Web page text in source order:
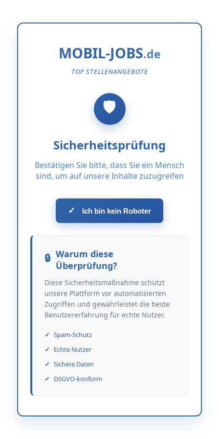
MOBIL-JOBS
TOP STELLENANGEBOTE
Sicherheitsprüfung
Bestätigen Sie bitte, dass Sie ein Mensch
sind, um auf unsere Inhalte zuzugreifen
✓ Ich bin kein Roboter
Warum diese
Überprüfung?
Diese Sicherheitsmaßnahme schützt
unsere Plattform vor automatisierten
Zugriffen und gewährleistet die beste
Benutzererfahrung für echte Nutzer.
Spam-Schutz
Echte Nutzer
Sichere Daten
DSGVO-konform